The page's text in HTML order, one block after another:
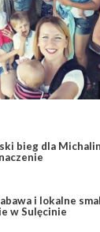
bieg dla
i lokalne
w Sulęcinie